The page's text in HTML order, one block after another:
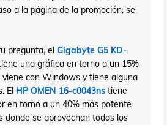
a la página de la promoción, se
pregunta, el Gigabyte G5 KD-
una gráfica en torno a un 15%
viene con Windows y tiene alguna
El HP OMEN 16-c0043ns tiene
en torno a un 40% más potente
donde se aprovechan todos los